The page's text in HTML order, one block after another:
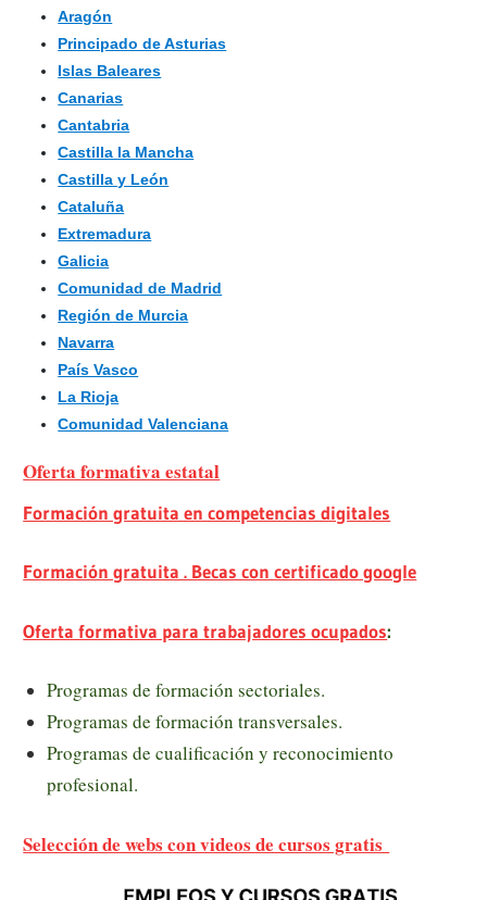
Aragón
Principado de Asturias
Islas Baleares
Canarias
Cantabria
Castilla la Mancha
Castilla y León
Cataluña
Extremadura
Galicia
Comunidad de Madrid
Región de Murcia
Navarra
País Vasco
La Rioja
Comunidad Valenciana
Oferta formativa estatal
Formación gratuita en competencias digitales
Formación gratuita . Becas con certificado google
Oferta formativa para trabajadores ocupados:
Programas de formación sectoriales.
Programas de formación transversales.
Programas de cualificación y reconocimiento
profesional.
Selección de webs con videos de cursos gratis